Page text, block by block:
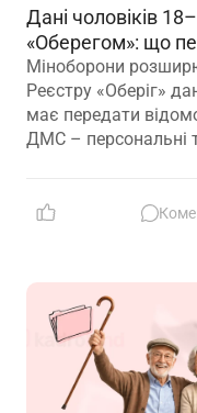
Дані чоловіків
«Оберегом»: що
Міноборони
Реєстру «Оберіг»
має передати
ДМС – персональні